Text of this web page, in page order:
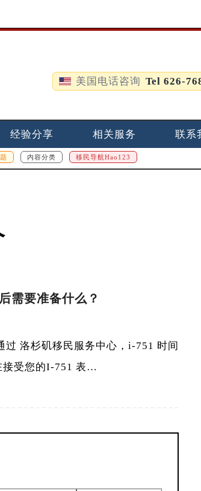
美国电话咨询 Tel 626-
经验分享 相关服务 联系
内容分类 移民导航Hao123
需要准备什么？
洛杉矶移民服务中心，i-751 时间
接受您的I-751 表…